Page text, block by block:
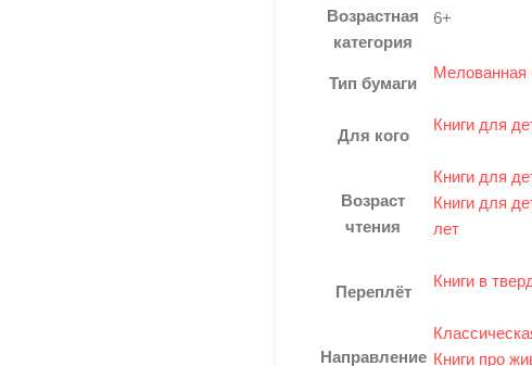
Возрастная
категория
6+
Тип бумаги
Мелованная
Для кого
Книги для
Возраст
чтения
Книги для
Книги для
лет
Переплёт
Книги в
Направление Книги про